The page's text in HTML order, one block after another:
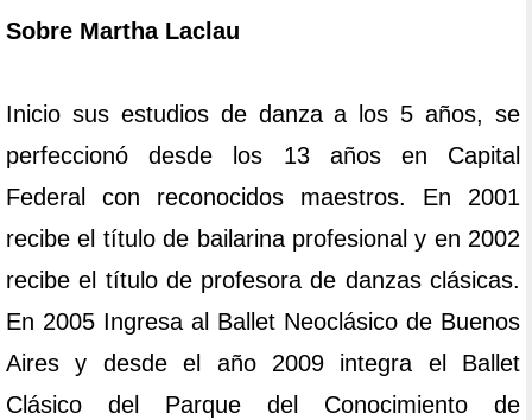
Sobre Martha Laclau
Inicio sus estudios de danza a los 5 años, se
perfeccionó desde los 13 años en Capital
Federal con reconocidos maestros. En 2001
recibe el título de bailarina profesional y en 2002
recibe el título de profesora de danzas clásicas.
En 2005 Ingresa al Ballet Neoclásico de Buenos
Aires y desde el año 2009 integra el Ballet
Clásico del Parque del Conocimiento de